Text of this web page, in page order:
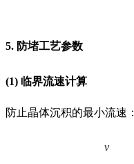
5. 防堵工艺参数
(1) 临界流速计算
防止晶体沉积的最小流速：
v